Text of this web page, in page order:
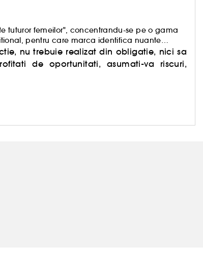
tuturor femeilor", concentrandu-se pe o gama
pentru care marca identifica nuante
nu trebuie realizat din obligatie, nici sa
de oportunitati, asumati-va riscuri,